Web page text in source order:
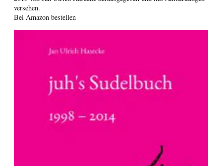
versehen.
Bei Amazon bestellen